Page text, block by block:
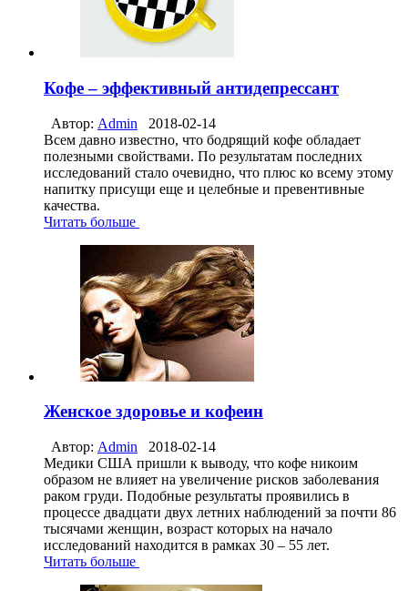
Кофе – эффективный антидепрессант
Автор: Admin
2018-02-14
Всем давно известно, что бодрящий кофе обладает
полезными свойствами. По результатам последних
исследований стало очевидно, что плюс ко всему этому
напитку присущи еще и целебные и превентивные
качества.
Читать больше
Женское здоровье и кофеин
Автор: Admin
2018-02-14
Медики США пришли к выводу, что кофе никоим
образом не влияет на увеличение рисков заболевания
раком груди. Подобные результаты проявились в
процессе двадцати двух летних наблюдений за почти 86
тысячами женщин, возраст которых на начало
исследований находится в рамках 30 – 55 лет.
Читать больше